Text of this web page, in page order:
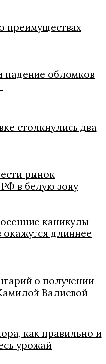
преимуществах
падение обломков
столкнулись два
рынок
в белую зону
каникулы
длиннее
о получении
Валиевой
как правильно и
урожай